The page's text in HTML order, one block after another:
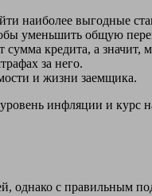
наиболее выгодные
уменьшить общую
кредита, а значит,
за него.
и жизни заемщика.
инфляции и
однако с